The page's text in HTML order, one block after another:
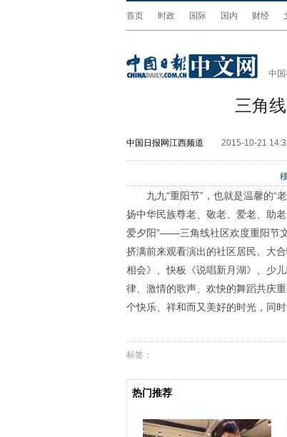
首页 时政 国际 国内 财经
中
三角
中国日报网江西频道 2015-10-21
九九“重阳节”，也就是温馨的“
扬中华民族尊老、敬老、爱老、助
爱夕阳”——三角线社区欢度重阳节
挤满前来观看演出的社区居民。大
相会》、快板《说唱新月湖》、少
律、激情的歌声、欢快的舞蹈共庆
个快乐、祥和而又美好的时光，同
标签：
热门推荐